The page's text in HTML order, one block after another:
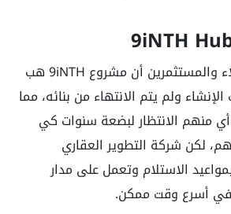
قد يرى بعض العملاء والمستثمرين أن مشروع 9iNTH هب
ولم يتم الانتهاء من بنائه، مما
منهم الانتظار لبضعة سنوات كي
لكن شركة التطوير العقاري
تلتزم بمواعيد الاستلام وتعمل على مدار
في أسرع وقت ممكن.